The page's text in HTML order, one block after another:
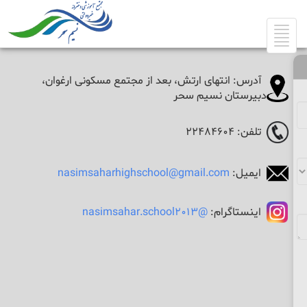
Toggle
navigation
آدرس: انتهای ارتش، بعد از مجتمع مسکونی ارغوان،
دبیرستان نسیم سحر
تلفن: 22484604
ایمیل: nasimsaharhighschool@gmail.com
اینستاگرام: @nasimsahar.school2013